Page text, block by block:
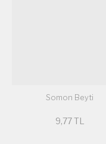
Somon Beyti
9,77 TL